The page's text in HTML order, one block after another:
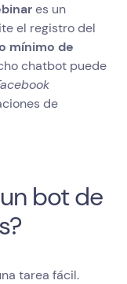
es un
el registro del
mínimo de
chatbot puede
de
bot de
tarea fácil.